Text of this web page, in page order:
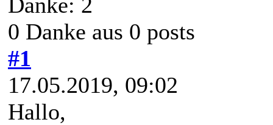
0 Danke aus 0 posts
#1
17.05.2019, 09:02
Hallo,